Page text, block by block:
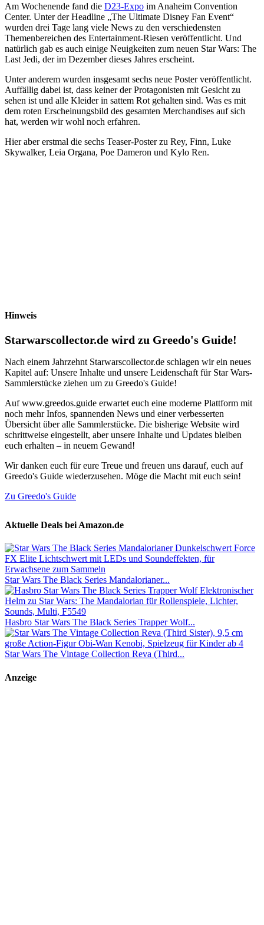
Am Wochenende fand die D23-Expo im Anaheim Convention
Center. Unter der Headline „The Ultimate Disney Fan Event“
wurden drei Tage lang viele News zu den verschiedensten
Themenbereichen des Entertainment-Riesen veröffentlicht. Und
natürlich gab es auch einige Neuigkeiten zum neuen Star Wars: The
Last Jedi, der im Dezember dieses Jahres erscheint.
Unter anderem wurden insgesamt sechs neue Poster veröffentlicht.
Auffällig dabei ist, dass keiner der Protagonisten mit Gesicht zu
sehen ist und alle Kleider in sattem Rot gehalten sind. Was es mit
dem roten Erscheinungsbild des gesamten Merchandises auf sich
hat, werden wir wohl noch erfahren.
Hier aber erstmal die sechs Teaser-Poster zu Rey, Finn, Luke
Skywalker, Leia Organa, Poe Dameron und Kylo Ren.
Hinweis
Starwarscollector.de wird zu Greedo's Guide!
Nach einem Jahrzehnt Starwarscollector.de schlagen wir ein neues
Kapitel auf: Unsere Inhalte und unsere Leidenschaft für Star Wars-
Sammlerstücke ziehen um zu Greedo's Guide!
Auf www.greedos.guide erwartet euch eine moderne Plattform mit
noch mehr Infos, spannenden News und einer verbesserten
Übersicht über alle Sammlerstücke. Die bisherige Website wird
schrittweise eingestellt, aber unsere Inhalte und Updates bleiben
euch erhalten – in neuem Gewand!
Wir danken euch für eure Treue und freuen uns darauf, euch auf
Greedo's Guide wiederzusehen. Möge die Macht mit euch sein!
Zu Greedo's Guide
Aktuelle Deals bei Amazon.de
Star Wars The Black Series Mandalorianer...
Hasbro Star Wars The Black Series Trapper Wolf...
Star Wars The Vintage Collection Reva (Third...
Anzeige